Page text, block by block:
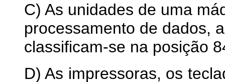
C) As unidades de uma
processamento de dados,
classificam-se na posição
D) As impressoras, os